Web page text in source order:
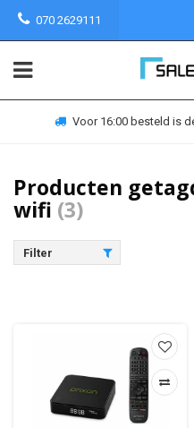
070 2629111
Voor 16:00 besteld is
Producten
wifi (3)
Filter